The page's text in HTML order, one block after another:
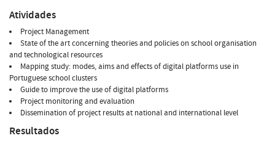
Atividades
Project Management
State of the art concerning theories and policies on school organisation
and technological resources
Mapping study: modes, aims and effects of digital platforms use in
Portuguese school clusters
Guide to improve the use of digital platforms
Project monitoring and evaluation
Dissemination of project results at national and international level
Resultados